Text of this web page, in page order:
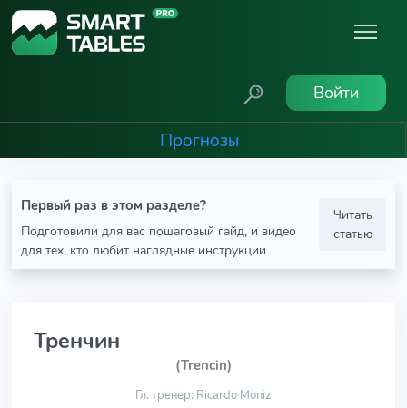
Войти
Прогнозы
Первый раз в этом разделе?
Подготовили для вас пошаговый гайд, и видео
для тех, кто любит наглядные инструкции
Читать
статью
Тренчин
(Trencin)
Гл. тренер: Ricardo Moniz